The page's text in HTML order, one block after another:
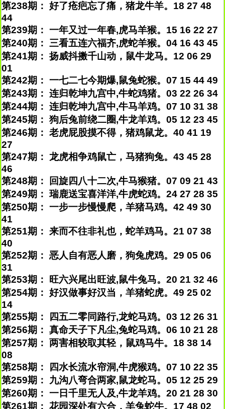
第238期： 好了疮疤忘了痛，猪龙牛羊。18 27 48
44
第239期： 一年又过一年春,虎马羊猴。15 16 22 27
第240期： 三看五连六福齐,虎蛇羊猴。04 16 43 45
第241期： 扬威抖擞千山动，鼠牛龙马。12 06 29
01
第242期： 一七二七今期爆,鼠兔蛇猴。07 15 44 49
第243期： 连归乾坤九宫中,牛蛇鸡猪。03 22 26 34
第244期： 连归乾坤九宫中,牛马羊鸡。07 10 31 38
第245期： 狗后兔前绕二圈,牛龙羊鸡。05 12 23 45
第246期： 老虎屁股摸不得，猪鸡鼠龙。40 41 19
27
第247期： 龙虎相争鸡鼠亡，马猪狗兔。43 45 28
46
第248期： 回旋四八十二次,牛马猴猪。07 09 21 43
第249期： 瑞鹿送宝喜洋洋,牛虎蛇鸡。24 27 28 35
第250期： 一步一步慢慢爬，羊猪马鸡。42 49 30
41
第251期： 来而不往非礼也，蛇羊鸡马。21 07 38
40
第252期： 恶人自有恶人磨，狗兔虎鸡。29 05 06
31
第253期： 旺六兴尾出旺波,鼠牛兔马。20 21 32 46
第254期： 好汉做事好汉当，羊猪蛇虎。49 25 02
14
第255期： 四五二零同路行,龙蛇马鸡。03 12 26 31
第256期： 真命天子下凡尘,兔蛇马鸡。06 10 21 28
第257期： 两害相较取其轻，鼠鸡马牛。18 38 14
08
第258期： 四水长流水帘洞,牛虎猴鸡。07 10 22 35
第259期： 九沟八弯合两家,鼠龙蛇马。05 12 25 29
第260期： 一日千里无人及,牛龙羊鸡。20 21 28 30
第261期： 花园深处有六合，羊兔蛇牛。17 48 02